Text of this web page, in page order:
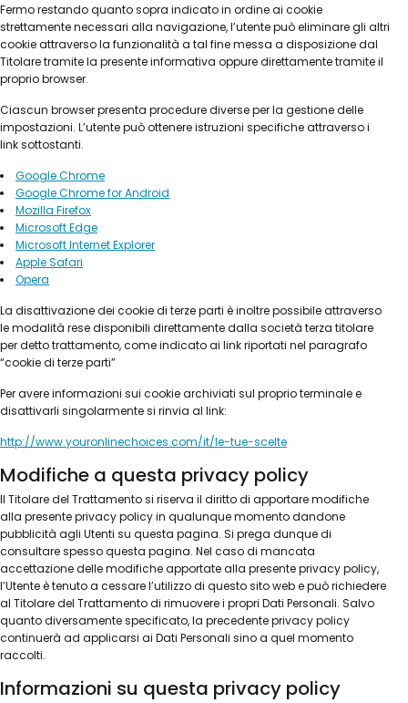
Fermo restando quanto sopra indicato in ordine ai cookie
strettamente necessari alla navigazione, l’utente può eliminare gli altri
cookie attraverso la funzionalità a tal fine messa a disposizione dal
Titolare tramite la presente informativa oppure direttamente tramite il
proprio browser.
Ciascun browser presenta procedure diverse per la gestione delle
impostazioni. L’utente può ottenere istruzioni specifiche attraverso i
link sottostanti.
Google Chrome
Google Chrome for Android
Mozilla Firefox
Microsoft Edge
Microsoft Internet Explorer
Apple Safari
Opera
La disattivazione dei cookie di terze parti è inoltre possibile attraverso
le modalità rese disponibili direttamente dalla società terza titolare
per detto trattamento, come indicato ai link riportati nel paragrafo
“cookie di terze parti”
Per avere informazioni sui cookie archiviati sul proprio terminale e
disattivarli singolarmente si rinvia al link:
http://www.youronlinechoices.com/it/le-tue-scelte
Modifiche a questa privacy policy
Il Titolare del Trattamento si riserva il diritto di apportare modifiche
alla presente privacy policy in qualunque momento dandone
pubblicità agli Utenti su questa pagina. Si prega dunque di
consultare spesso questa pagina. Nel caso di mancata
accettazione delle modifiche apportate alla presente privacy policy,
l’Utente è tenuto a cessare l’utilizzo di questo sito web e può richiedere
al Titolare del Trattamento di rimuovere i propri Dati Personali. Salvo
quanto diversamente specificato, la precedente privacy policy
continuerà ad applicarsi ai Dati Personali sino a quel momento
raccolti.
Informazioni su questa privacy policy